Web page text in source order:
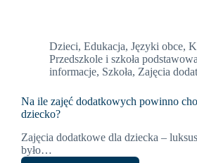
Dzieci, Edukacja, Języki obce,
Przedszkole i szkoła podstawowa
informacje, Szkoła, Zajęcia
Na ile zajęć dodatkowych powinno
dziecko?
Zajęcia dodatkowe dla dziecka –
było…